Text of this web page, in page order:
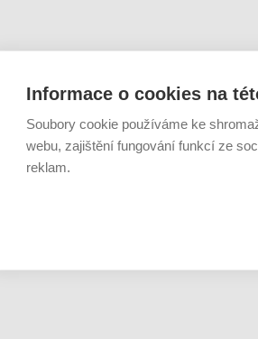
Informace o cookies na
Soubory cookie používáme ke
webu, zajištění fungování funkcí ze
reklam.